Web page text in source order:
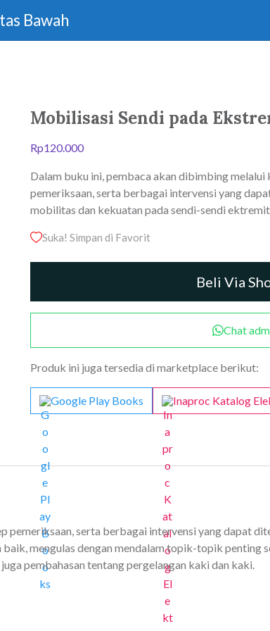
Bawah
Mobilisasi Sendi pada
Rp120.000
Dalam buku ini, pembaca akan dibimbing melalui
pemeriksaan, serta berbagai intervensi yang
mobilitas dan kekuatan pada sendi-sendi
Suka! Simpan di Favorit
Beli Via
Chat
Produk ini juga tersedia di marketplace berikut:
Google Play Books Inaproc Katalog
pemeriksaan, serta berbagai intervensi yang dapat
mengulas dengan mendalam topik-topik penting
pembahasan tentang pergelangan kaki dan kaki.